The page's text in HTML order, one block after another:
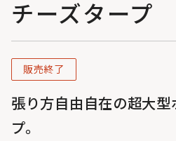
チーズタープ
販売終了
張り方自由自在の超大
プ。